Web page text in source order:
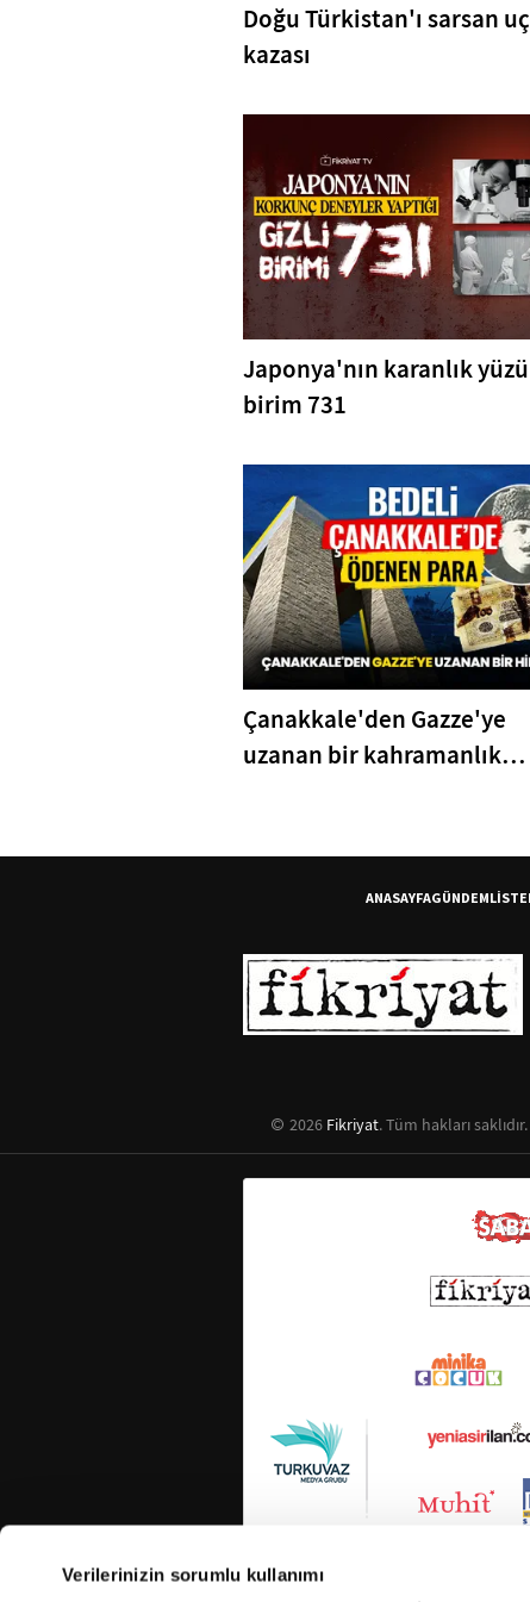
Verilerinizin sorumlu kullanımı
Doğu Türkistan'ı sarsan
kazası
Japonya'nın karanlık yüzü
birim 731
Çanakkale'den Gazze'ye
uzanan bir kahramanlık
ANASAYFAGÜNDEM
2026 Fikriyat. Tüm hakları saklıdır.